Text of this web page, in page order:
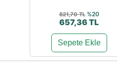
821,70 TL %20
657,36 TL
Sepete Ekle